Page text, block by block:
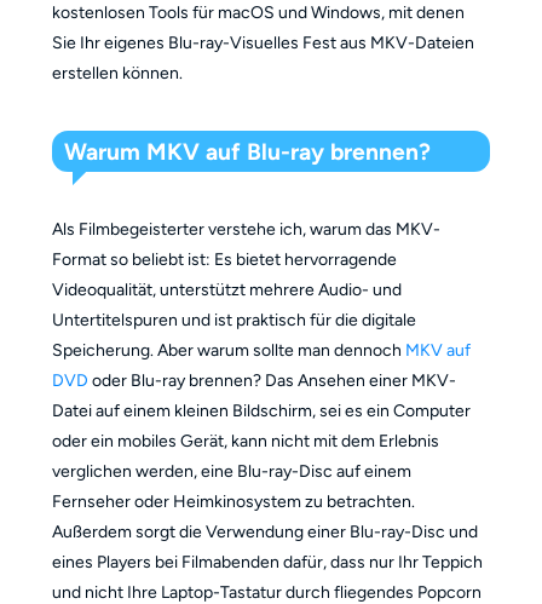
kostenlosen Tools für macOS und Windows, mit denen
Sie Ihr eigenes Blu-ray-Visuelles Fest aus MKV-Dateien
erstellen können.
Warum MKV auf Blu-ray brennen?
Als Filmbegeisterter verstehe ich, warum das MKV-
Format so beliebt ist: Es bietet hervorragende
Videoqualität, unterstützt mehrere Audio- und
Untertitelspuren und ist praktisch für die digitale
Speicherung. Aber warum sollte man dennoch MKV auf
DVD oder Blu-ray brennen? Das Ansehen einer MKV-
Datei auf einem kleinen Bildschirm, sei es ein Computer
oder ein mobiles Gerät, kann nicht mit dem Erlebnis
verglichen werden, eine Blu-ray-Disc auf einem
Fernseher oder Heimkinosystem zu betrachten.
Außerdem sorgt die Verwendung einer Blu-ray-Disc und
eines Players bei Filmabenden dafür, dass nur Ihr Teppich
und nicht Ihre Laptop-Tastatur durch fliegendes Popcorn